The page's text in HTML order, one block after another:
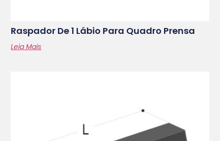
Raspador De 1 Lábio Para Quadro Prensa
Leia Mais